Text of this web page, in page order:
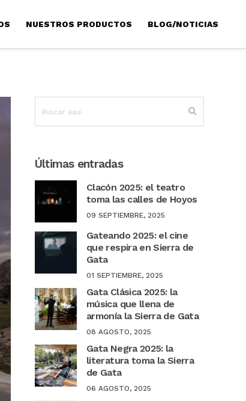
NUESTROS PRODUCTOS BLOG/NOTICIAS
Últimas entradas
Clacón 2025: el teatro
toma las calles de Hoyos
09 SEPTIEMBRE, 2025
Gateando 2025: el cine
que respira en Sierra de
Gata
01 SEPTIEMBRE, 2025
Gata Clásica 2025: la
música que llena de
armonía la Sierra de Gata
08 AGOSTO, 2025
Gata Negra 2025: la
literatura toma la Sierra
de Gata
06 AGOSTO, 2025